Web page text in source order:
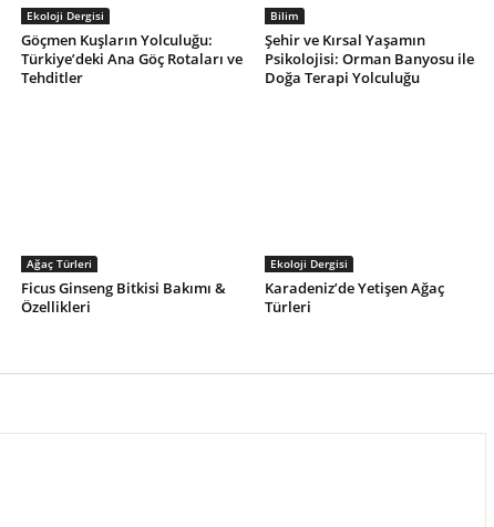
Ekoloji Dergisi
Göçmen Kuşların Yolculuğu:
Türkiye’deki Ana Göç Rotaları ve
Tehditler
Bilim
Şehir ve Kırsal Yaşamın
Psikolojisi: Orman Banyosu ile
Doğa Terapi Yolculuğu
Ağaç Türleri
Ficus Ginseng Bitkisi Bakımı &
Özellikleri
Ekoloji Dergisi
Karadeniz’de Yetişen Ağaç
Türleri